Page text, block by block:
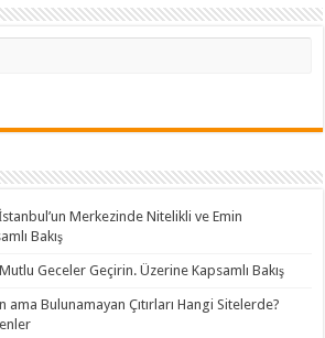
Merkezinde Nitelikli ve Emin
Bakış
Geceler Geçirin. Üzerine Kapsamlı Bakış
ama Bulunamayan Çıtırları Hangi Sitelerde?